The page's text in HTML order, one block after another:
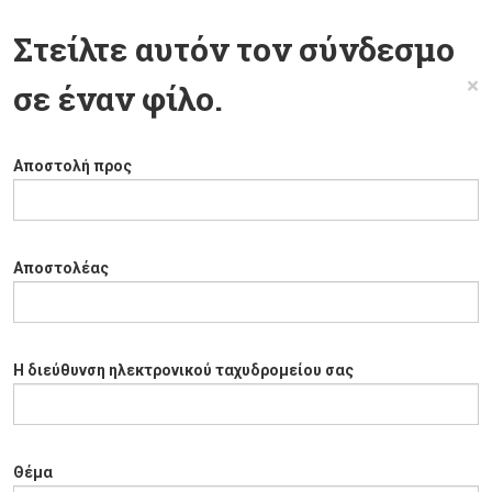
Στείλτε αυτόν τον σύνδεσμο
σε έναν φίλο.
×
Αποστολή προς
Αποστολέας
Η διεύθυνση ηλεκτρονικού ταχυδρομείου σας
Θέμα